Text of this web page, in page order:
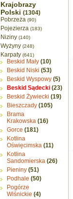
Krajobrazy
Polski (1304)
Pobrzeża (90)
Pojezierza (183)
Niziny (140)
Wyżyny (248)
Karpaty (641)
Beskid Mały (10)
Beskid Niski (53)
Beskid Wyspowy (5)
Beskid Sądecki (23)
Beskid Żywiecki (19)
Bieszczady (105)
Brama
Krakowska (16)
Gorce (181)
Kotlina
Oświęcimska (11)
Kotlina
Sandomierska (26)
Pieniny (51)
Podhale (50)
Pogórze
Wiśnickie (4)